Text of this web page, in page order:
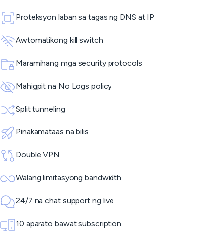
Proteksyon laban sa tagas ng DNS at IP
Awtomatikong kill switch
Maramihang mga security protocols
Mahigpit na No Logs policy
Split tunneling
Pinakamataas na bilis
Double VPN
Walang limitasyong bandwidth
24/7 na chat support ng live
10 aparato bawat subscription